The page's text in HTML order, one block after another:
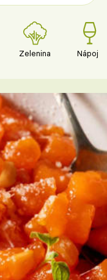
Zelenina Nápoje